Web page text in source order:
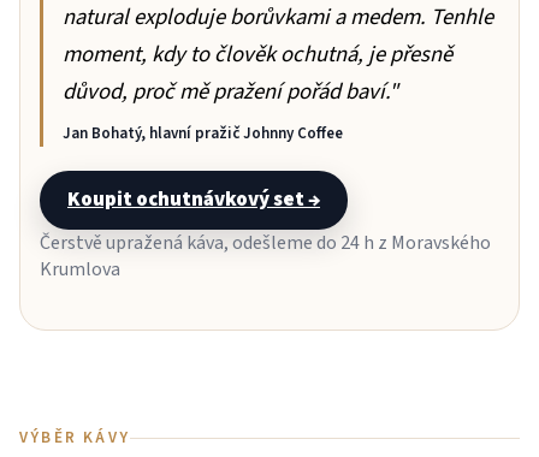
natural exploduje borůvkami a medem. Tenhle
moment, kdy to člověk ochutná, je přesně
důvod, proč mě pražení pořád baví."
Jan Bohatý, hlavní pražič Johnny Coffee
Koupit ochutnávkový set →
Čerstvě upražená káva, odešleme do 24 h z Moravského
Krumlova
VÝBĚR KÁVY